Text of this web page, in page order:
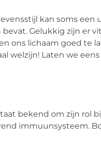
kan soms
Gelukkig zijn er
ons lichaam goed te
welzijn! Laten we
bekend om zijn rol
immuunsysteem.